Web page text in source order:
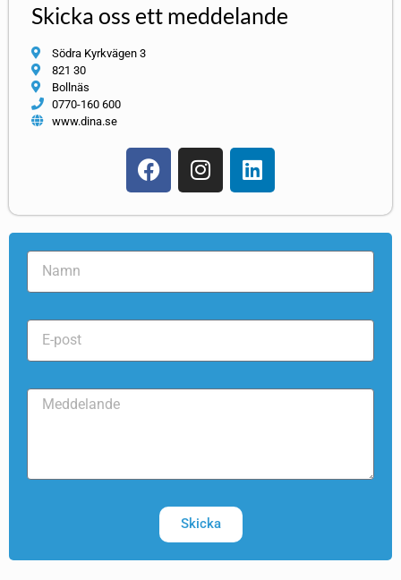
Skicka oss ett meddelande
Södra Kyrkvägen 3
821 30
Bollnäs
0770-160 600
www.dina.se
Skicka